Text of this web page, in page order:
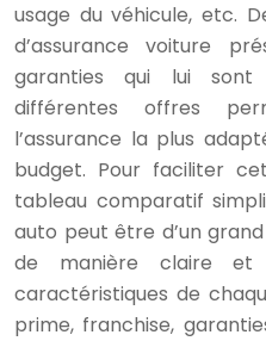
usage du véhicule, etc.
d’assurance voiture
garanties qui lui sont
différentes offres
l’assurance la plus
budget. Pour faciliter
tableau comparatif
auto peut être d’un
de manière claire et
caractéristiques de
prime, franchise,